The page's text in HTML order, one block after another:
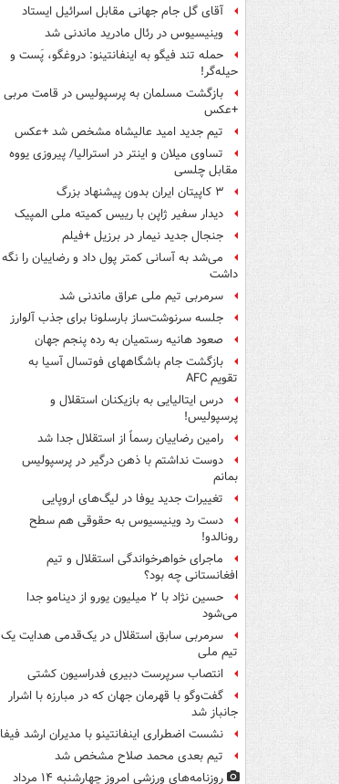
آقای گل جام جهانی مقابل اسرائیل ایستاد
وینیسیوس در رئال مادرید ماندنی شد
حمله تند فیگو به اینفانتینو: دروغگو، پَست‌ و
حیله‌گر!
بازگشت مسلمان به پرسپولیس در قامت مربی
+عکس
تیم جدید امید عالیشاه مشخص شد +عکس
تساوی میلان و اینتر در استرالیا/ پیروزی یووه
مقابل چلسی
۳ کاپیتان ایران بدون پیشنهاد بزرگ
دیدار سفیر ژاپن با رییس کمیته ملی المپیک
جنجال جدید نیمار در برزیل +فیلم
می‌شد به آسانی کمتر پول داد و رضاییان را نگه
داشت
سرمربی تیم ملی عراق ماندنی شد
جلسه سرنوشت‌ساز بارسلونا برای جذب آلوارز
صعود هانیه رستمیان به رده پنجم جهان
بازگشت جام باشگاههای فوتسال آسیا به
تقویم AFC
درس ایتالیایی‌ به بازیکنان استقلال و
پرسپولیس!
رامین رضاییان رسماً از استقلال جدا شد
دوست نداشتم با ذهن درگیر در پرسپولیس
بمانم
تغییرات جدید یوفا در لیگ‌های اروپایی
دست رد وینیسیوس به حقوقی هم سطح
رونالدو!
ماجرای خواهرخواندگی استقلال و تیم
افغانستانی چه بود؟
حسین نژاد با ۲ میلیون یورو از دینامو جدا
می‌شود
سرمربی سابق استقلال در یک‌قدمی هدایت یک
تیم ملی
انتصاب سرپرست دبیری فدراسیون کشتی
گفت‌وگو با قهرمان جهان که در مبارزه با اشرار
جانباز شد
نشست اضطراری اینفانتینو با مدیران ارشد فیفا
تیم بعدی محمد صلاح مشخص شد
روزنامه‌های ورزشی امروز چهارشنبه ۱۴ مرداد